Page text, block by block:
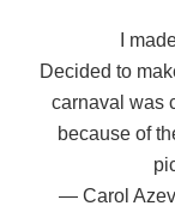
I
Decided to
carnaval was
because of
— Carol